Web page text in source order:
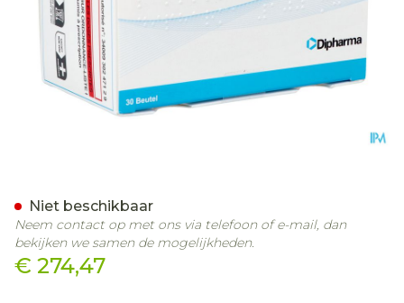
€ 274,47
Niet beschikbaar
Neem contact op met ons via telefoon of e-mail, dan
bekijken we samen de mogelijkheden.